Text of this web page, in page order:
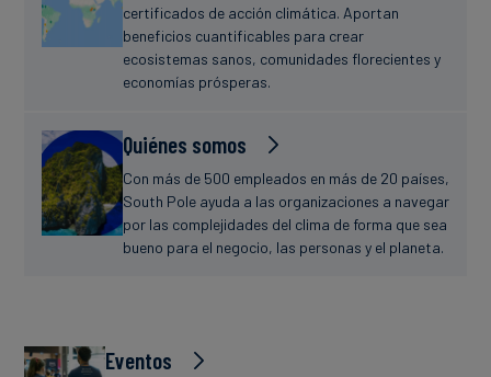
certificados de acción climática. Aportan
beneficios cuantificables para crear
ecosistemas sanos, comunidades florecientes y
economías prósperas.
Quiénes somos
Con más de 500 empleados en más de 20 países,
South Pole ayuda a las organizaciones a navegar
por las complejidades del clima de forma que sea
bueno para el negocio, las personas y el planeta.
Eventos